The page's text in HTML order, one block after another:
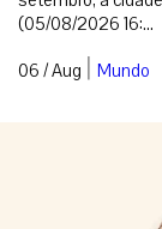
(05/08/2026 16:...
06 / Aug | Mundo